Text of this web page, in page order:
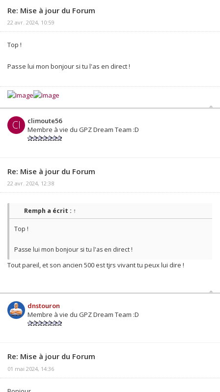
Re: Mise à jour du Forum
22 avr. 2024, 10:59
Top !
Passe lui mon bonjour si tu l'as en direct !
Cl
climoute56
Membre à vie du GPZ Dream Team :D
Re: Mise à jour du Forum
22 avr. 2024, 12:38
Remph a écrit : ↑
Top !
Passe lui mon bonjour si tu l'as en direct !
Tout pareil, et son ancien 500 est tjrs vivant tu peux lui dire !
dnstouron
Membre à vie du GPZ Dream Team :D
Re: Mise à jour du Forum
01 mai 2024, 14:36